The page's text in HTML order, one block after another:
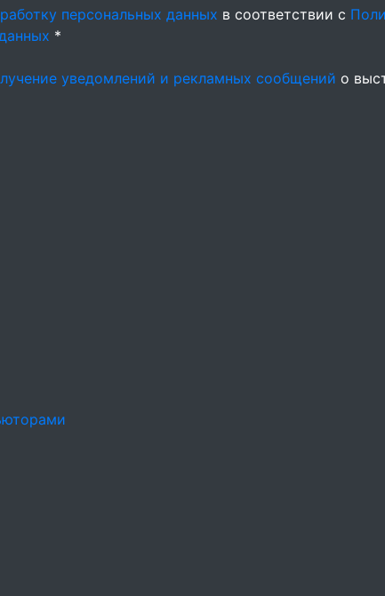
персональных данных в соответствии с
*
уведомлений и рекламных сообщений о